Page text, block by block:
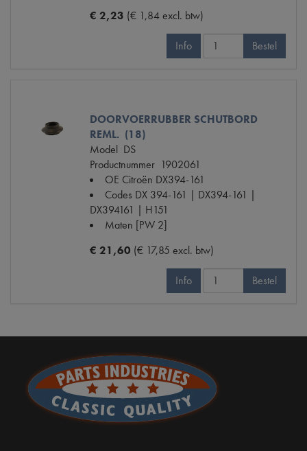
€ 2,23 (€ 1,84 excl. btw)
Info Bestel
DOORVOERRUBBER SCHUTBORD
REML. (18)
Model DS
Productnummer 1902061
OE Citroën DX394-161
Codes DX 394-161 | DX394-161 |
DX394161 | H151
Maten [PW 2]
€ 21,60 (€ 17,85 excl. btw)
Info Bestel